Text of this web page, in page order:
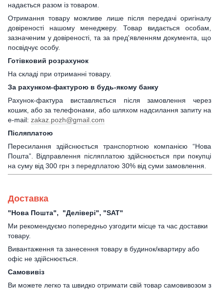
надається разом із товаром.
Отримання товару можливе лише після передачі оригіналу
довіреності нашому менеджеру. Товар видається особам,
зазначеним у довіреності, та за пред'явленням документа, що
посвідчує особу.
Готівковий розрахунок
На складі при отриманні товару.
За рахунком-фактурою в будь-якому банку
Рахунок-фактура виставляється після замовлення через
кошик, або за телефонами, або шляхом надсилання запиту на
e-mail: zakaz.pozh@gmail.com
Післяплатою
Пересилання здійснюється транспортною компанією “Нова
Пошта”. Відправлення післяплатою здійснюється при покупці
на суму від 300 грн з передплатою 30% від суми замовлення.
Доставка
"Нова Пошта", "Делівері", "SAT"
Ми рекомендуємо попередньо узгодити місце та час доставки
товару.
Вивантаження та занесення товару в будинок/квартиру або
офіс не здійснюється.
Самовивіз
Ви можете легко та швидко отримати свій товар самовивозом з